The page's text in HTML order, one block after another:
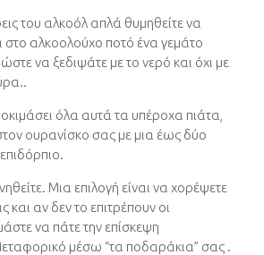
του αλκοόλ απλά θυμηθείτε να
στο αλκοολούχο ποτό ένα γεμάτο
να ξεδιψάτε με το νερό και όχι με
όλα αυτά τα υπέροχα πιάτα,
ουρανίσκο σας με μια έως δύο
Μια επιλογή είναι να χορέψετε
και αν δεν το επιτρέπουν οι
να πάτε την επίσκεψη
μέσω “τα ποδαράκια” σας .